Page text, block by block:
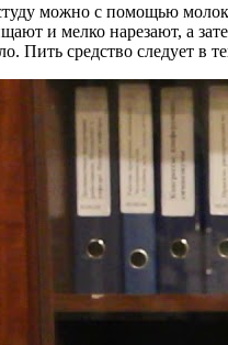
можно с помощью
и мелко нарезают, а
Пить средство следует в